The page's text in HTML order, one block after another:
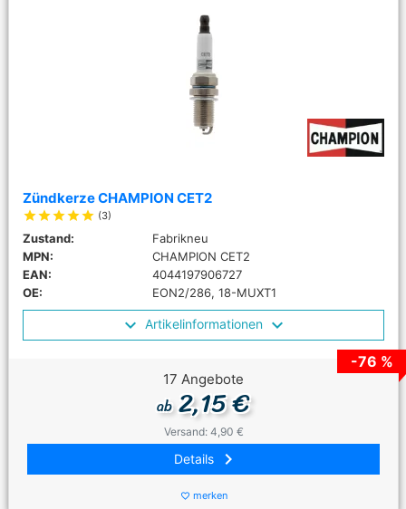
Zündkerze CHAMPION CET2
starstarstarstarstar (3)
Zustand:
Fabrikneu
MPN:
CHAMPION CET2
EAN:
4044197906727
OE:
EON2/286, 18-MUXT1
Artikelinformationen
-76 %
17 Angebote
ab2,15 €
Versand: 4,90 €
Details keyboard_arrow_right
favorite_border merken